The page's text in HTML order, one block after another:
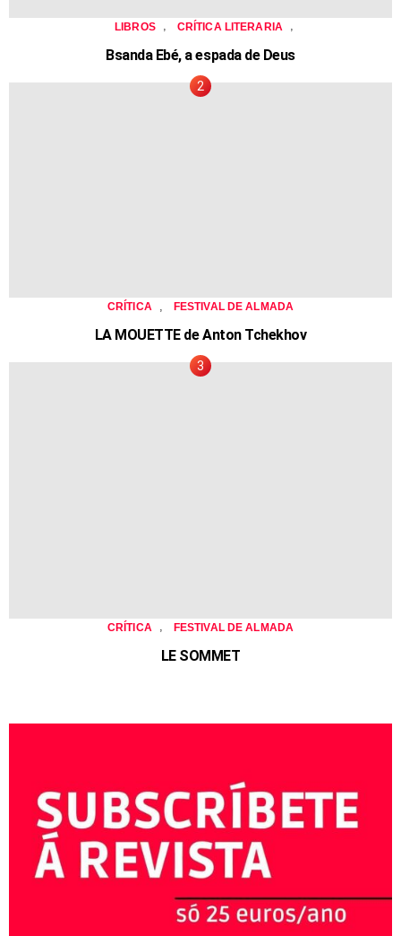
LIBROS , CRÍTICA LITERARIA ,
Bsanda Ebé, a espada de Deus
CRÍTICA FESTIVAL DE ALMADA
LA MOUETTE de Anton Tchekhov
CRÍTICA , FESTIVAL DE ALMADA
LE SOMMET